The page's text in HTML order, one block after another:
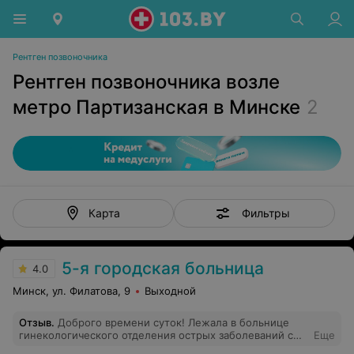
Рентген позвоночника
Рентген позвоночника возле
метро Партизанская в Минске 2
Карта Фильтры
4.0 5-я городская больница
Минск, ул. Филатова, 9 Выходной
Отзыв. Доброго времени суток! Лежала в больнице
гинекологического отделения острых заболеваний с
Еще